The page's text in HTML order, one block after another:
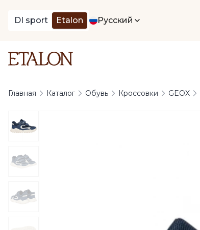
DI sport Etalon Русский
Главная Каталог Обувь Кроссовки GEOX